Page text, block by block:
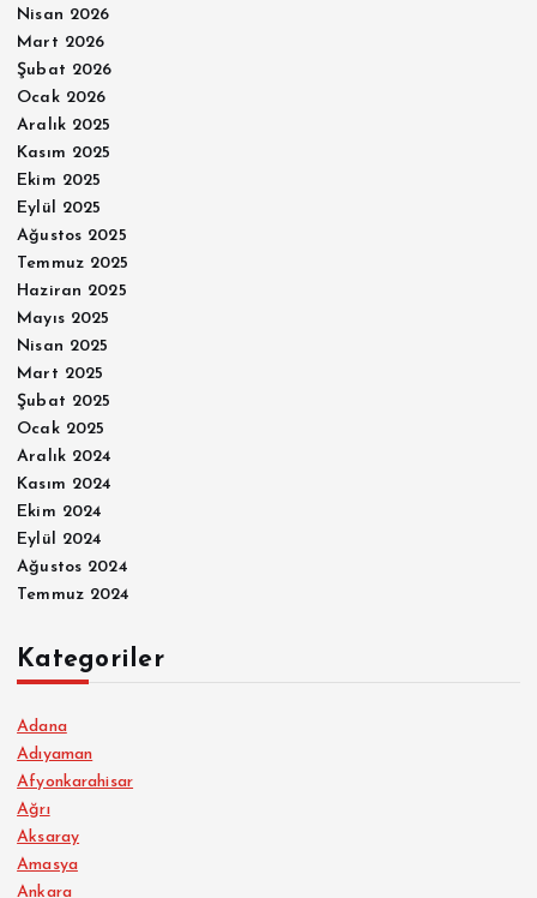
Nisan 2026
Mart 2026
Şubat 2026
Ocak 2026
Aralık 2025
Kasım 2025
Ekim 2025
Eylül 2025
Ağustos 2025
Temmuz 2025
Haziran 2025
Mayıs 2025
Nisan 2025
Mart 2025
Şubat 2025
Ocak 2025
Aralık 2024
Kasım 2024
Ekim 2024
Eylül 2024
Ağustos 2024
Temmuz 2024
Kategoriler
Adana
Adıyaman
Afyonkarahisar
Ağrı
Aksaray
Amasya
Ankara